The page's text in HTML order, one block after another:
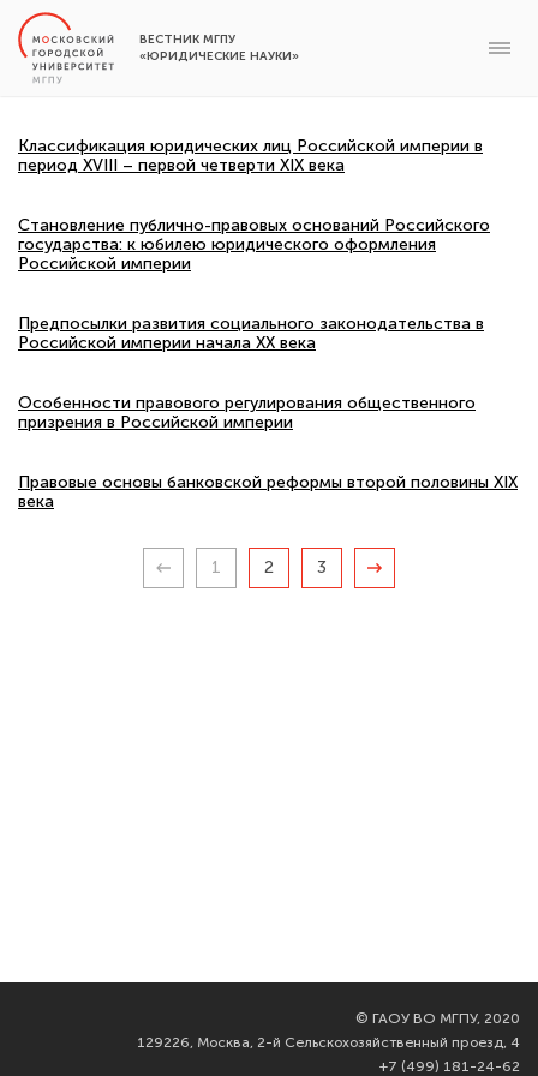
ВЕСТНИК МГПУ
«ЮРИДИЧЕСКИЕ НАУКИ»
Классификация юридических лиц Российской империи в
период XVIII – первой четверти XIX века
Становление публично-правовых оснований Российского
государства: к юбилею юридического оформления
Российской империи
Предпосылки развития социального законодательства в
Российской империи начала XX века
Особенности правового регулирования общественного
призрения в Российской империи
Правовые основы банковской реформы второй половины XIX
века
1 2 3
© ГАОУ ВО МГПУ, 2020
129226, Москва, 2-й Сельскохозяйственный проезд, 4
+7 (499) 181-24-62